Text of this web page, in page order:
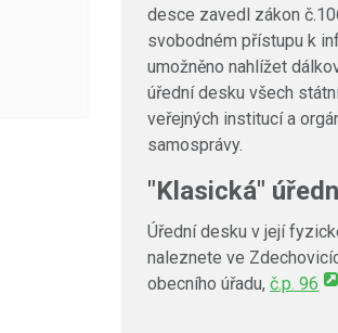
desce zavedl zákon
svobodném přístupu k
umožněno nahlížet
úřední desku všech
veřejných institucí a
samosprávy.
"Klasická"
Úřední desku v její
naleznete ve
obecního úřadu, č.p. 96